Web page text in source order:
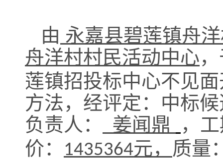
由 永嘉县碧莲镇舟
舟洋村村民活动中心
莲镇招投标中心不见
方法，经评定 ：中标
负责人：
姜闻鼎
，
价：
1435364元， 质量